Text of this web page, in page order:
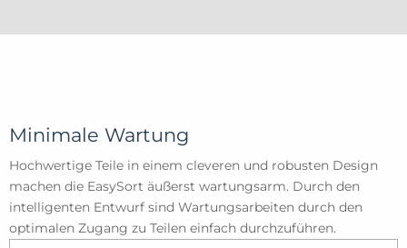
Minimale Wartung
Hochwertige Teile in einem cleveren und robusten Design
machen die EasySort äußerst wartungsarm. Durch den
intelligenten Entwurf sind Wartungsarbeiten durch den
optimalen Zugang zu Teilen einfach durchzuführen.